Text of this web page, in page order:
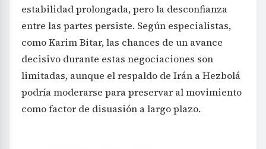
estabilidad prolongada, pero la desconfianza
entre las partes persiste. Según especialistas,
como Karim Bitar, las chances de un avance
decisivo durante estas negociaciones son
limitadas, aunque el respaldo de Irán a Hezbolá
podría moderarse para preservar al movimiento
como factor de disuasión a largo plazo.